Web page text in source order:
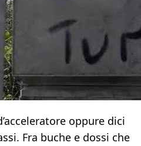
oppure dici
Fra buche e dossi che